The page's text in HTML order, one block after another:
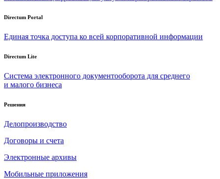
Directum Portal
Единая точка доступа ко всей корпоративной информации
Directum Lite
Система электронного документооборота для среднего
и малого бизнеса
Решения
Делопроизводство
Договоры и счета
Электронные архивы
Мобильные приложения